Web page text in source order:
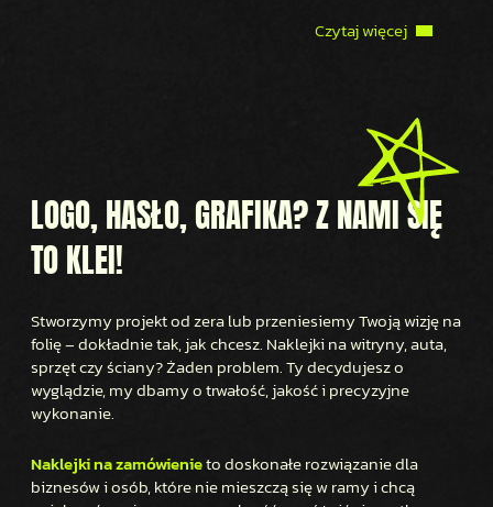
Czytaj więcej
LOGO, HASŁO, GRAFIKA? Z NAMI SIĘ
TO KLEI!
Stworzymy projekt od zera lub przeniesiemy Twoją wizję na
folię – dokładnie tak, jak chcesz. Naklejki na witryny, auta,
sprzęt czy ściany? Żaden problem. Ty decydujesz o
wyglądzie, my dbamy o trwałość, jakość i precyzyjne
wykonanie.
Naklejki na zamówienieto doskonałe rozwiązanie dla
biznesów i osób, które nie mieszczą się w ramy i chcą